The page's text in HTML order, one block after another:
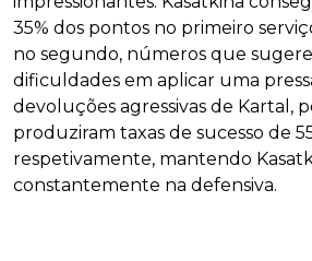
35% dos pontos no primeiro
no segundo, números que
dificuldades em aplicar uma
devoluções agressivas de Kartal,
produziram taxas de sucesso de
respetivamente, mantendo
constantemente na defensiva.